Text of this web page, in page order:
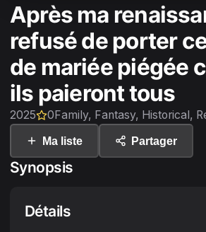
Après ma
refusé de porter
de mariée piégée
ils paieront tous
2025 0 Family, Fantasy, Historical,
Ma liste Partager
Synopsis
Détails